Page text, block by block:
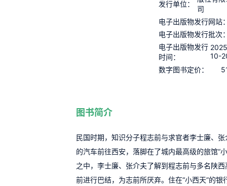
发行单位：
司
电子出版物发行网站
电子出版物发行批次
电子出版物发行
时间：
10-
数字图书定价：
图书简介
民国时期，知识分子程志前与求官者李士廉、
的汽车前往西安，落脚在了城内最高级的旅馆“
之中，李士廉、张介夫了解到程志前与多名陕
前进行巴结，为志前所厌弃。住在“小西天”的银